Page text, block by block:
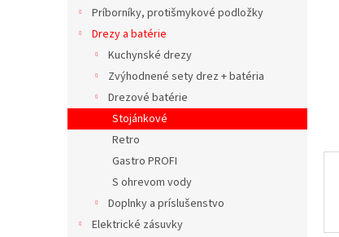
Príborníky, protišmykové podložky
Drezy a batérie
Kuchynské drezy
Zvýhodnené sety drez + batéria
Drezové batérie
Stojánkové
Retro
Gastro PROFI
S ohrevom vody
Doplnky a príslušenstvo
Elektrické zásuvky